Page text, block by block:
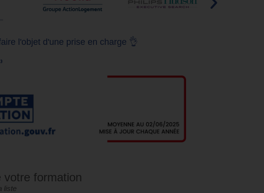
l'objet d'une prise en charge 👌
votre formation
liste